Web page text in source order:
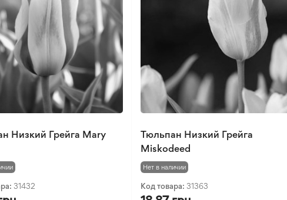
Низкий Грейга Mary
31432
Тюльпан Низкий Грейга
Miskodeed
Нет в наличии
Код товара:31363